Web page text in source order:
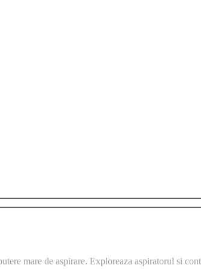
mare de aspirare. Exploreaza aspiratorul si